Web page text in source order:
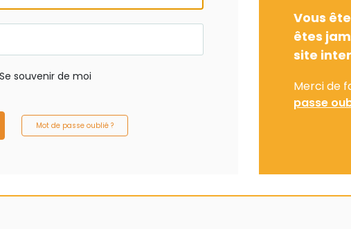
Se souvenir de moi
Mot de passe oublié ?
Vous
êtes
site
Merci de
passe